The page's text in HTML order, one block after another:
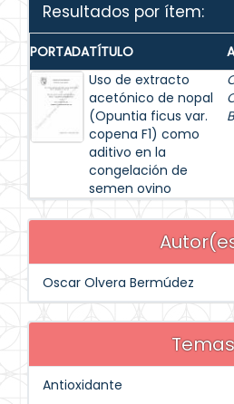
Resultados por ítem:
PORTADATÍTULO
Uso de extracto
acetónico de nopal
(Opuntia ficus var.
copena F1) como
aditivo en la
congelación de
semen ovino
Oscar Olvera Bermúdez
Temas
Antioxidante